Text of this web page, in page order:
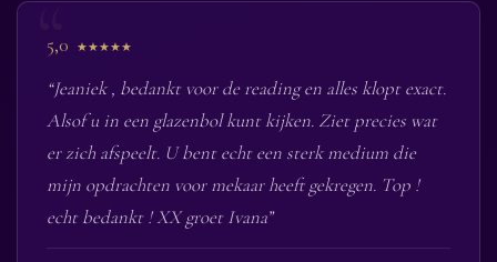
5,0 ★★★★★
“Jeaniek , bedankt voor de reading en alles klopt exact.
Alsof u in een glazenbol kunt kijken. Ziet precies wat
er zich afspeelt. U bent echt een sterk medium die
mijn opdrachten voor mekaar heeft gekregen. Top !
echt bedankt ! XX groet Ivana”